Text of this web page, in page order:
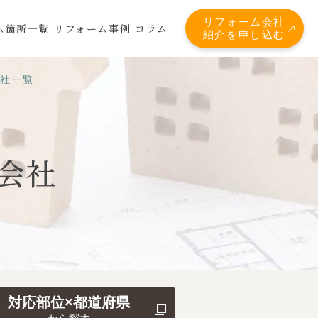
箇所一覧 リフォーム事例 コラム
リフォーム会社
紹介を申し込む
一覧
社
対応部位×都道府県